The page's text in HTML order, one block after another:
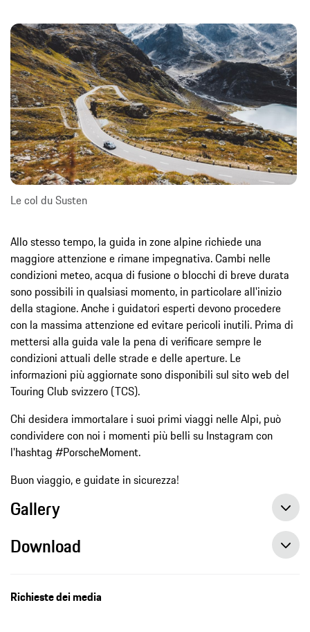
Le col du Susten
Allo stesso tempo, la guida in zone alpine richiede una
maggiore attenzione e rimane impegnativa. Cambi nelle
condizioni meteo, acqua di fusione o blocchi di breve durata
sono possibili in qualsiasi momento, in particolare all'inizio
della stagione. Anche i guidatori esperti devono procedere
con la massima attenzione ed evitare pericoli inutili. Prima di
mettersi alla guida vale la pena di verificare sempre le
condizioni attuali delle strade e delle aperture. Le
informazioni più aggiornate sono disponibili sul sito web del
Touring Club svizzero (TCS).
Chi desidera immortalare i suoi primi viaggi nelle Alpi, può
condividere con noi i momenti più belli su Instagram con
l'hashtag #PorscheMoment.
Buon viaggio, e guidate in sicurezza!
Gallery
Download
Richieste dei media